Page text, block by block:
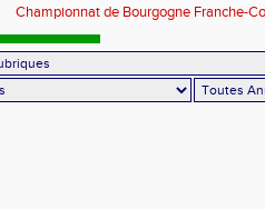
Championnat de Bourgogne Franche-